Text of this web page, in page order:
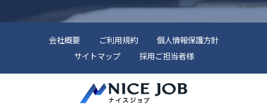
か、本ソフトウェアまたはサービスを使用できないためか、本ソ
フトウェアまたはサービスの中断、一時停止、終了のいずれかの
害の防止方法による本質的目的の不履行にかかわらず法律で許容
禁止事項
利用者は、ナイスジョブにおいて以下の行為をすることはできま
会社概要 ご利用規約
個人情報保護方針
サイトマップ
採用ご担当者様